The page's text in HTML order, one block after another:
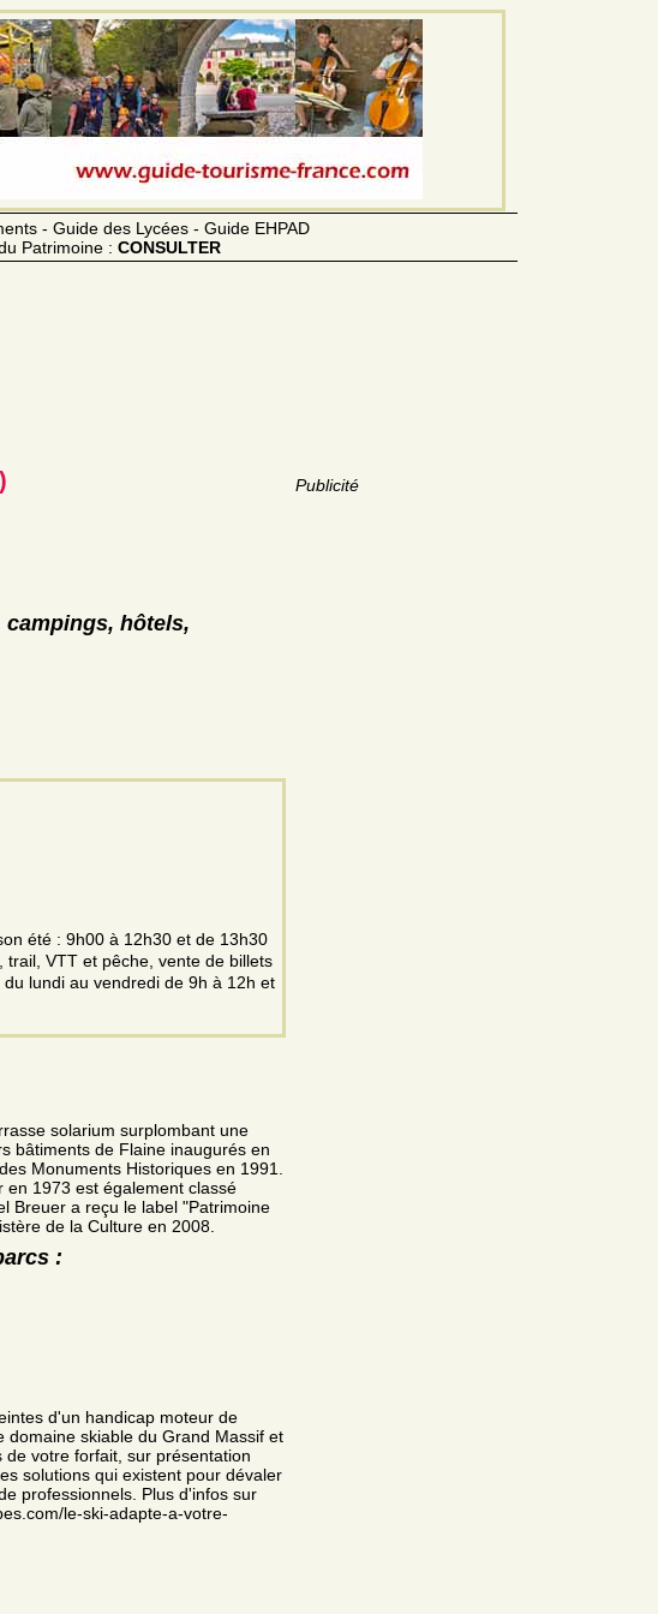
- Guide des Lycées - Guide EHPAD
Patrimoine : CONSULTER
Publicité
hôtels,
été : 9h00 à 12h30 et de 13h30
VTT et pêche, vente de billets
lundi au vendredi de 9h à 12h et
solarium surplombant une
bâtiments de Flaine inaugurés en
Monuments Historiques en 1991.
en 1973 est également classé
Breuer a reçu le label "Patrimoine
de la Culture en 2008.
:
d'un handicap moteur de
domaine skiable du Grand Massif et
votre forfait, sur présentation
solutions qui existent pour dévaler
professionnels. Plus d'infos sur
le-ski-adapte-a-votre-